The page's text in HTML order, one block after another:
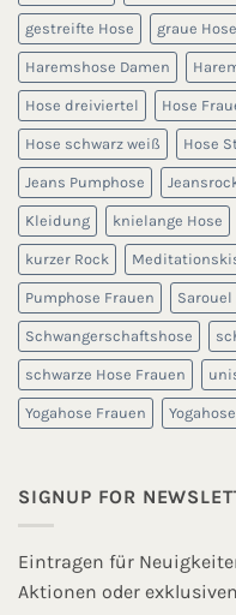
gestreifte Hose graue Hose
Haremshose Damen
Hose dreiviertel Hose
Hose schwarz weiß Hose
Jeans Pumphose
Kleidung knielange Hose
kurzer Rock
Pumphose Frauen Sarouel
Schwangerschaftshose
schwarze Hose Frauen
Yogahose Frauen
SIGNUP FOR
Eintragen für
Aktionen oder